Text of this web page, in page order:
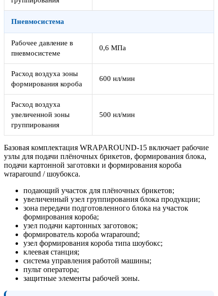
Пневмосистема
Рабочее давление в
пневмосистеме
0,6 МПа
Расход воздуха зоны
формирования короба
600 нл/мин
Расход воздуха
увеличенной зоны
группирования
500 нл/мин
Базовая комплектация WRAPAROUND-15 включает рабочие
узлы для подачи плёночных брикетов, формирования блока,
подачи картонной заготовки и формирования короба
wraparound / шоубокса.
подающий участок для плёночных брикетов;
увеличенный узел группирования блока продукции;
зона передачи подготовленного блока на участок
формирования короба;
узел подачи картонных заготовок;
формирователь короба wraparound;
узел формирования короба типа шоубокс;
клеевая станция;
система управления работой машины;
пульт оператора;
защитные элементы рабочей зоны.